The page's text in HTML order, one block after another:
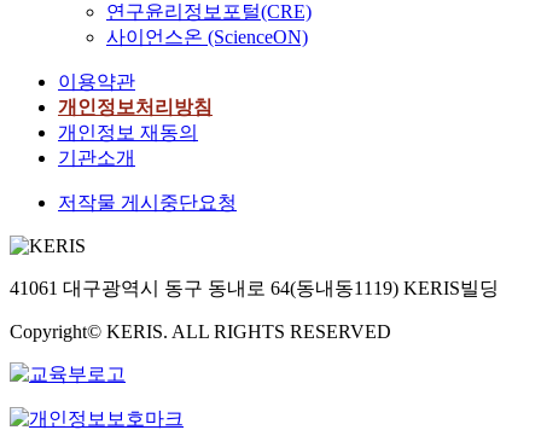
Therefore, this study
will be a preparation
연구윤리정보포털(CRE)
사이언스온 (ScienceON)
이용약관
개인정보처리방침
개인정보 재동의
기관소개
저작물 게시중단요청
41061 대구광역시 동구 동내로 64(동내동1119) KERIS빌딩
Copyright© KERIS. ALL RIGHTS RESERVED